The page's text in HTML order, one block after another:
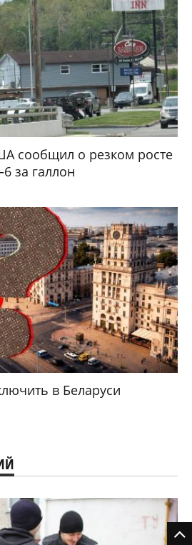
сообщил о резком росте
за галлон
в Беларуси